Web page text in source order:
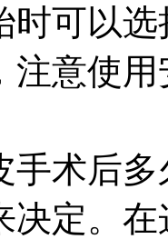
时可以
注意使
术后多
决定。